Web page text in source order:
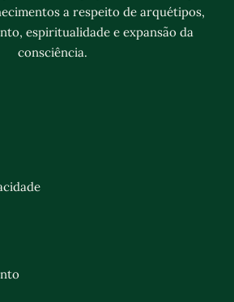
a respeito de arquétipos,
espiritualidade e expansão da
consciência.